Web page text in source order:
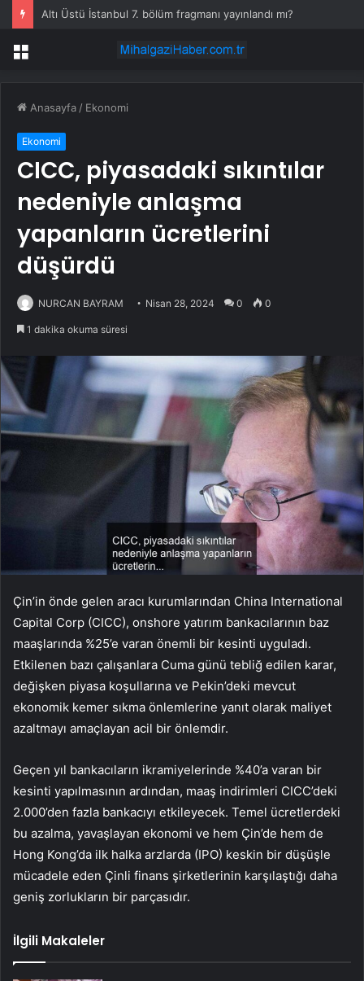
Altı Üstü İstanbul 7. bölüm fragmanı yayınlandı mı?
Menü
Anasayfa / Ekonomi
Ekonomi
CICC, piyasadaki sıkıntılar
nedeniyle anlaşma
yapanların ücretlerini
düşürdü
NURCAN BAYRAM Nisan 28, 2024 0 0
1 dakika okuma süresi
Çin’in önde gelen aracı kurumlarından China International
Capital Corp (CICC), onshore yatırım bankacılarının baz
maaşlarında %25’e varan önemli bir kesinti uyguladı.
Etkilenen bazı çalışanlara Cuma günü tebliğ edilen karar,
değişken piyasa koşullarına ve Pekin’deki mevcut
ekonomik kemer sıkma önlemlerine yanıt olarak maliyet
azaltmayı amaçlayan acil bir önlemdir.
Geçen yıl bankacıların ikramiyelerinde %40’a varan bir
kesinti yapılmasının ardından, maaş indirimleri CICC’deki
2.000’den fazla bankacıyı etkileyecek. Temel ücretlerdeki
bu azalma, yavaşlayan ekonomi ve hem Çin’de hem de
Hong Kong’da ilk halka arzlarda (IPO) keskin bir düşüşle
mücadele eden Çinli finans şirketlerinin karşılaştığı daha
geniş zorlukların bir parçasıdır.
İlgili Makaleler